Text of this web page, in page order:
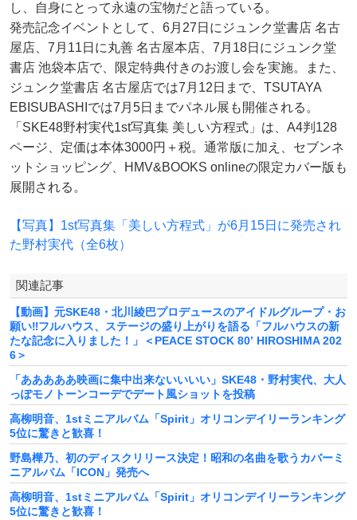
し、自身にとって永遠の宝物だと語っている。
発売記念イベントとして、6月27日にジュンク堂書店 名古
屋店、7月11日に丸善 名古屋本店、7月18日にジュンク堂
書店 池袋本店で、限定特典付きのお渡し会を実施。また、
ジュンク堂書店 名古屋店では7月12日まで、TSUTAYA
EBISUBASHIでは7月5日までパネル展も開催される。
「SKE48野村実代1st写真集 美しい方程式」は、A4判128
ページ、定価は本体3000円＋税。通常版に加え、セブンネ
ットショッピング、HMV&BOOKS onlineの限定カバー版も
展開される。
【写真】1st写真集「美しい方程式」が6月15日に発売され
た野村実代（全6枚）
関連記事
【動画】元SKE48・北川綾巴プロデュースのアイドルグループ・お
願い‼︎フルハウス、ステージの盛り上がりを語る「フルハウスの新
たな記念に入りました！」＜PEACE STOCK 80ʼ HIROSHIMA 202
6＞
「あああああ映画に集中出来ないいいい」SKE48・野村実代、大人
っぽモノトーンコーデでデート風ショットを投稿
高柳明音、1stミニアルバム「Spirit」オリコンデイリーランキング
5位に驚きと歓喜！
野島樺乃、初のディスクリリース決定！昭和の名曲を歌うカバーミ
ニアルバム「ICON」発売へ
高柳明音、1stミニアルバム「Spirit」オリコンデイリーランキング
5位に驚きと歓喜！